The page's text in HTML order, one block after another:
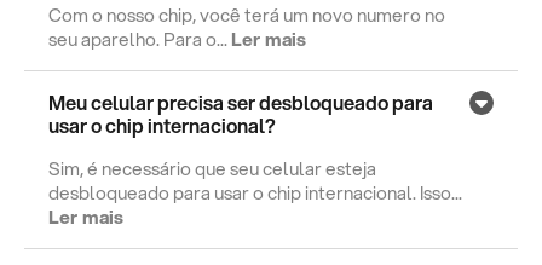
Com o nosso chip, você terá um novo numero no
seu aparelho. Para o...Ler mais
Meu celular precisa ser desbloqueado para
usar o chip internacional?
Sim, é necessário que seu celular esteja
desbloqueado para usar o chip internacional. Isso...
Ler mais